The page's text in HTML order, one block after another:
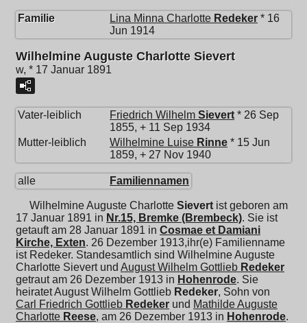
Familie Lina Minna Charlotte Redeker * 16
Jun 1914
Wilhelmine Auguste Charlotte Sievert
w, * 17 Januar 1891
Vater-leiblich Friedrich Wilhelm Sievert * 26 Sep
1855, + 11 Sep 1934
Mutter-leiblich
Wilhelmine Luise Rinne * 15 Jun
1859, + 27 Nov 1940
alle Familiennamen
Wilhelmine Auguste Charlotte Sievert ist geboren am
17 Januar 1891 in Nr.15, Bremke (Brembeck). Sie ist
getauft am 28 Januar 1891 in Cosmae et Damiani
Kirche, Exten. 26 Dezember 1913,ihr(e) Familienname
ist Redeker. Standesamtlich sind Wilhelmine Auguste
Charlotte Sievert und August Wilhelm Gottlieb Redeker
getraut am 26 Dezember 1913 in Hohenrode. Sie
heiratetAugust Wilhelm Gottlieb Redeker, Sohn von
Carl Friedrich Gottlieb Redeker und Mathilde Auguste
Charlotte Reese, am 26 Dezember 1913 in Hohenrode.